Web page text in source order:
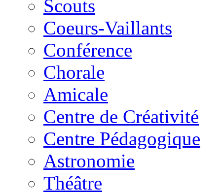
Scouts
Coeurs-Vaillants
Conférence
Chorale
Amicale
Centre de Créativité
Centre Pédagogique
Astronomie
Théâtre